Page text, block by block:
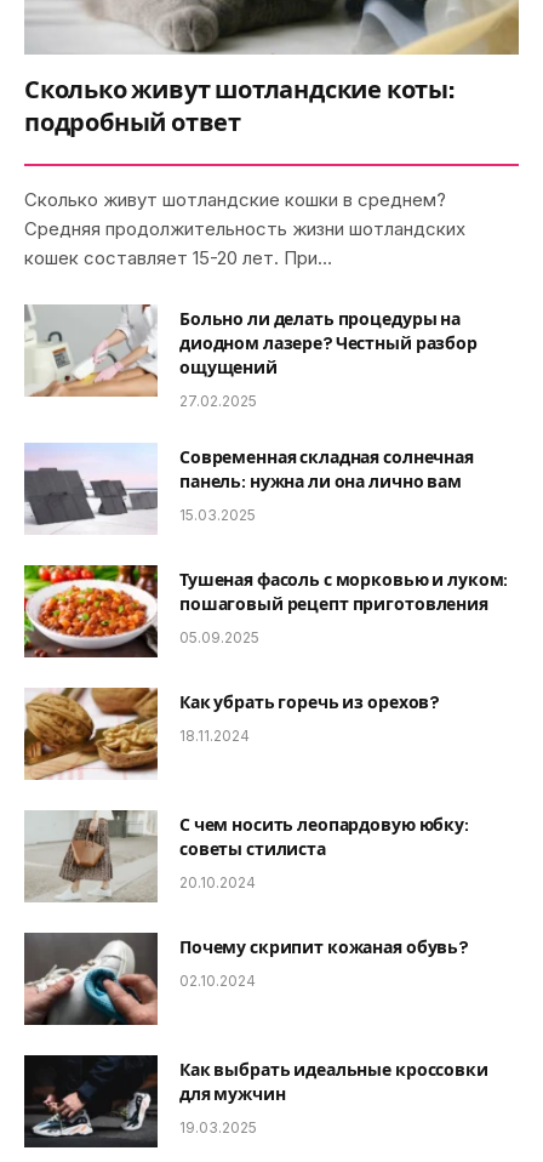
Сколько живут шотландские коты:
подробный ответ
Сколько живут шотландские кошки в среднем?
Средняя продолжительность жизни шотландских
кошек составляет 15-20 лет. При…
Больно ли делать процедуры на
диодном лазере? Честный разбор
ощущений
27.02.2025
Современная складная солнечная
панель: нужна ли она лично вам
15.03.2025
Тушеная фасоль с морковью и луком:
пошаговый рецепт приготовления
05.09.2025
Как убрать горечь из орехов?
18.11.2024
С чем носить леопардовую юбку:
советы стилиста
20.10.2024
Почему скрипит кожаная обувь?
02.10.2024
Как выбрать идеальные кроссовки
для мужчин
19.03.2025